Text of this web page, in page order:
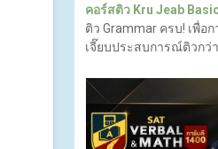
คอร์สติว Kru Jeab
ติว Grammar ครบ! เพื่อ
เจี๊ยบประสบการณ์ติวกว่